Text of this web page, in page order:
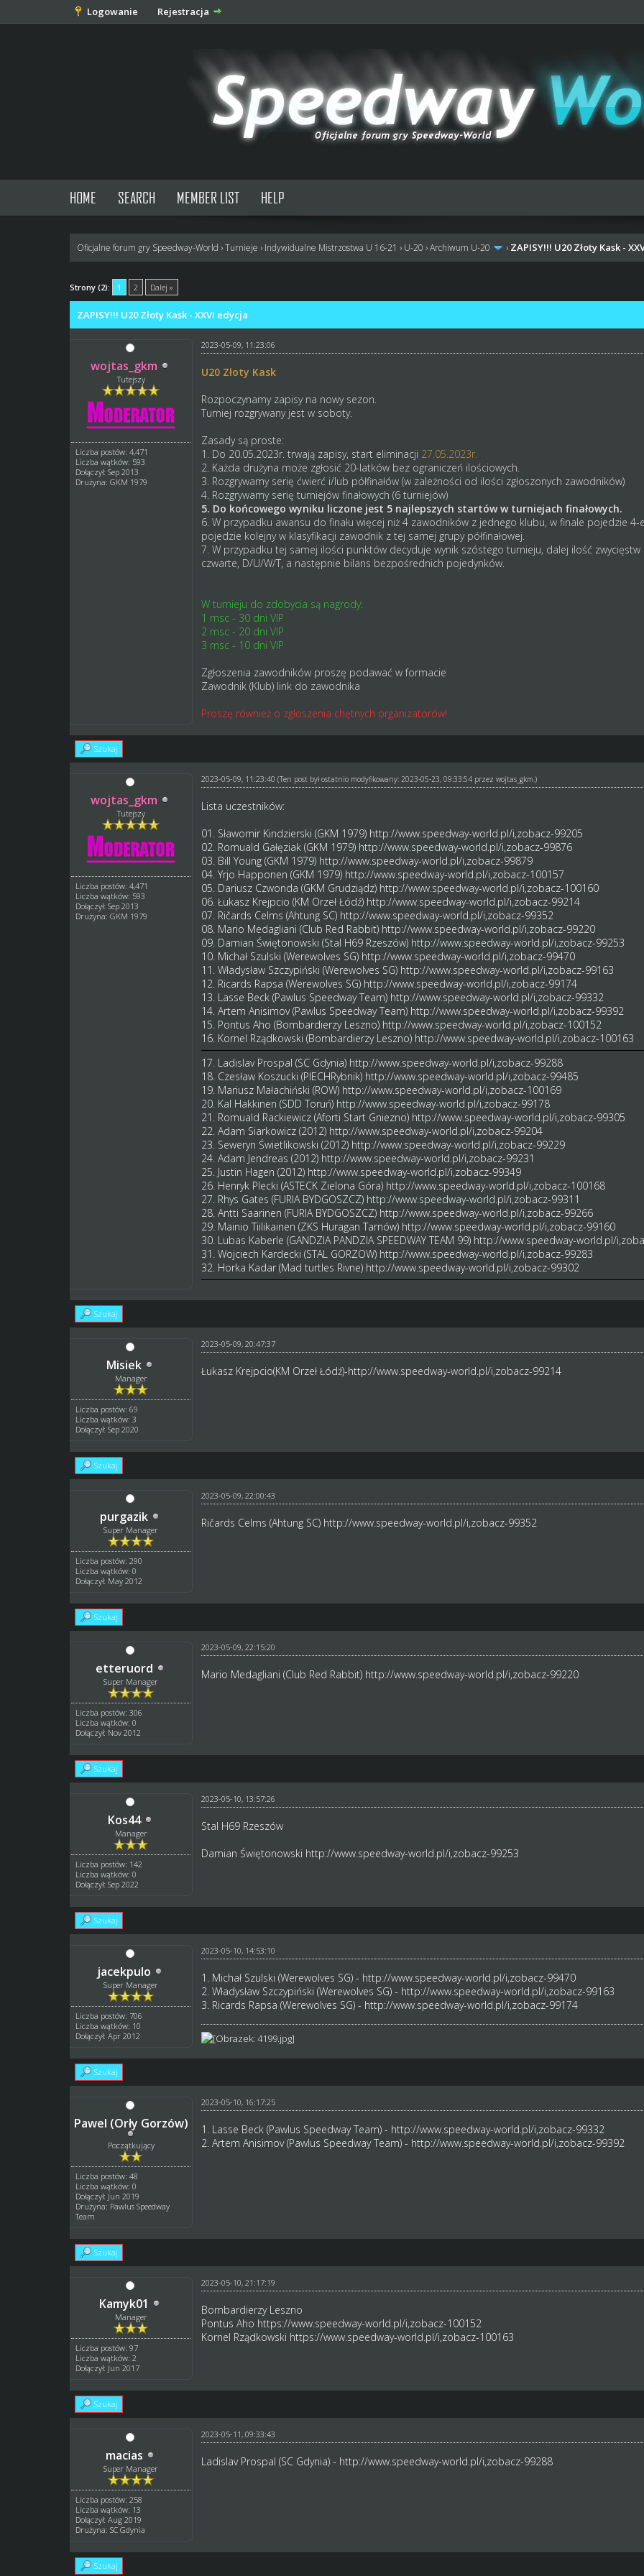
Logowanie Rejestracja
HOME SEARCH MEMBER LIST HELP
Oficjalne forum gry Speedway-World ›Turnieje › Indywidualne Mistrzostwa U 16-21 › U-20 ›Archiwum U-20 › ZAPISY!!! U20 Złoty Kask -
Strony (2): 1 2 Dalej »
głosów - średnia: 0
ZAPISY!!! U20 Złoty Kask - XXVI edycja
wojtas_gkm
Tutejszy
Liczba postów: 4,471
Liczba wątków: 593
Dołączył: Sep 2013
Drużyna: GKM 1979
2023-05-09, 11:23:06
U20 Złoty Kask
Rozpoczynamy zapisy na nowy sezon.
Turniej rozgrywany jest w soboty.
Zasady są proste:
1. Do 20.05.2023r. trwają zapisy, start eliminacji 27.05.2023r.
2. Każda drużyna może zgłosić 20-latków bez ograniczeń ilościowych.
3. Rozgrywamy serię ćwierć i/lub półfinałów (w zależności od ilości zgłoszonych zawodników)
4. Rozgrywamy serię turniejów finałowych (6 turniejów)
5. Do końcowego wyniku liczone jest 5 najlepszych startów w turniejach finałowych.
6. W przypadku awansu do finału więcej niż 4 zawodników z jednego klubu, w finale pojedzie
pojedzie kolejny w klasyfikacji zawodnik z tej samej grupy półfinałowej.
7. W przypadku tej samej ilości punktów decyduje wynik szóstego turnieju, dalej ilość
czwarte, D/U/W/T, a następnie bilans bezpośrednich pojedynków.
W turnieju do zdobycia są nagrody:
1 msc - 30 dni VIP
2 msc - 20 dni VIP
3 msc - 10 dni VIP
Zgłoszenia zawodników proszę podawać w formacie
Zawodnik (Klub) link do zawodnika
Proszę również o zgłoszenia chętnych organizatorów!
Szukaj
wojtas_gkm
Tutejszy
Liczba postów: 4,471
Liczba wątków: 593
Dołączył: Sep 2013
Drużyna: GKM 1979
2023-05-09, 11:23:40 (Ten post był ostatnio modyfikowany: 2023-05-23, 09:33:54 przez wojtas_gkm .)
Lista uczestników:
01. Sławomir Kindzierski (GKM 1979) http://www.speedway-world.pl/i,zobacz-99205
02. Romuald Gałęziak (GKM 1979) http://www.speedway-world.pl/i,zobacz-99876
03. Bill Young (GKM 1979) http://www.speedway-world.pl/i,zobacz-99879
04. Yrjo Happonen (GKM 1979) http://www.speedway-world.pl/i,zobacz-100157
05. Dariusz Czwonda (GKM Grudziądz) http://www.speedway-world.pl/i,zobacz-100160
06. Łukasz Krejpcio (KM Orzeł Łódź) http://www.speedway-world.pl/i,zobacz-99214
07. Ričards Celms (Ahtung SC) http://www.speedway-world.pl/i,zobacz-99352
08. Mario Medagliani (Club Red Rabbit) http://www.speedway-world.pl/i,zobacz-99220
09. Damian Świętonowski (Stal H69 Rzeszów) http://www.speedway-world.pl/i,zobacz-99253
10. Michał Szulski (Werewolves SG) http://www.speedway-world.pl/i,zobacz-99470
11. Władysław Szczypiński (Werewolves SG) http://www.speedway-world.pl/i,zobacz-99163
12. Ricards Rapsa (Werewolves SG) http://www.speedway-world.pl/i,zobacz-99174
13. Lasse Beck (Pawlus Speedway Team) http://www.speedway-world.pl/i,zobacz-99332
14. Artem Anisimov (Pawlus Speedway Team) http://www.speedway-world.pl/i,zobacz-99392
15. Pontus Aho (Bombardierzy Leszno) http://www.speedway-world.pl/i,zobacz-100152
16. Kornel Rządkowski (Bombardierzy Leszno) http://www.speedway-world.pl/i,zobacz-100163
17. Ladislav Prospal (SC Gdynia) http://www.speedway-world.pl/i,zobacz-99288
18. Czesław Koszucki (PIECHRybnik) http://www.speedway-world.pl/i,zobacz-99485
19. Mariusz Małachiński (ROW) http://www.speedway-world.pl/i,zobacz-100169
20. Kal Hakkinen (SDD Toruń) http://www.speedway-world.pl/i,zobacz-99178
21. Romuald Rackiewicz (Aforti Start Gniezno) http://www.speedway-world.pl/i,zobacz-99305
22. Adam Siarkowicz (2012) http://www.speedway-world.pl/i,zobacz-99204
23. Seweryn Świetlikowski (2012) http://www.speedway-world.pl/i,zobacz-99229
24. Adam Jendreas (2012) http://www.speedway-world.pl/i,zobacz-99231
25. Justin Hagen (2012) http://www.speedway-world.pl/i,zobacz-99349
26. Henryk Plecki (ASTECK Zielona Góra) http://www.speedway-world.pl/i,zobacz-100168
27. Rhys Gates (FURIA BYDGOSZCZ) http://www.speedway-world.pl/i,zobacz-99311
28. Antti Saarinen (FURIA BYDGOSZCZ) http://www.speedway-world.pl/i,zobacz-99266
29. Mainio Tiilikainen (ZKS Huragan Tarnów) http://www.speedway-world.pl/i,zobacz-99160
30. Lubas Kaberle (GANDZIA PANDZIA SPEEDWAY TEAM 99) http://www.speedway-world.pl/
31. Wojciech Kardecki (STAL GORZOW) http://www.speedway-world.pl/i,zobacz-99283
32. Horka Kadar (Mad turtles Rivne) http://www.speedway-world.pl/i,zobacz-99302
Szukaj
Misiek
Manager
Liczba postów: 69
Liczba wątków: 3
Dołączył: Sep 2020
2023-05-09, 20:47:37
Łukasz Krejpcio(KM Orzeł Łódź)-http://www.speedway-world.pl/i,zobacz-99214
Szukaj
purgazik
Super Manager
Liczba postów: 290
Liczba wątków: 0
Dołączył: May 2012
2023-05-09, 22:00:43
Ričards Celms (Ahtung SC) http://www.speedway-world.pl/i,zobacz-99352
Szukaj
etteruord
Super Manager
Liczba postów: 306
Liczba wątków: 0
Dołączył: Nov 2012
2023-05-09, 22:15:20
Mario Medagliani (Club Red Rabbit) http://www.speedway-world.pl/i,zobacz-99220
Szukaj
Kos44
Manager
Liczba postów: 142
Liczba wątków: 0
Dołączył: Sep 2022
2023-05-10, 13:57:26
Stal H69 Rzeszów
Damian Świętonowski http://www.speedway-world.pl/i,zobacz-99253
Szukaj
jacekpulo
Super Manager
Liczba postów: 706
Liczba wątków: 10
Dołączył: Apr 2012
2023-05-10, 14:53:10
1. Michał Szulski (Werewolves SG) - http://www.speedway-world.pl/i,zobacz-99470
2. Władysław Szczypiński (Werewolves SG) - http://www.speedway-world.pl/i,zobacz-99163
3. Ricards Rapsa (Werewolves SG) - http://www.speedway-world.pl/i,zobacz-99174
Szukaj
Pawel (Orły Gorzów)
Początkujący
Liczba postów: 48
Liczba wątków: 0
Dołączył: Jun 2019
Drużyna: Pawlus Speedway
Team
2023-05-10, 16:17:25
1. Lasse Beck (Pawlus Speedway Team) - http://www.speedway-world.pl/i,zobacz-99332
2. Artem Anisimov (Pawlus Speedway Team) - http://www.speedway-world.pl/i,zobacz-99392
Szukaj
Kamyk01
Manager
Liczba postów: 97
Liczba wątków: 2
Dołączył: Jun 2017
2023-05-10, 21:17:19
Bombardierzy Leszno
Pontus Aho https://www.speedway-world.pl/i,zobacz-100152
Kornel Rządkowski https://www.speedway-world.pl/i,zobacz-100163
Szukaj
macias
Super Manager
Liczba postów: 258
Liczba wątków: 13
Dołączył: Aug 2019
Drużyna: SC Gdynia
2023-05-11, 09:33:43
Ladislav Prospal (SC Gdynia) - http://www.speedway-world.pl/i,zobacz-99288
Szukaj